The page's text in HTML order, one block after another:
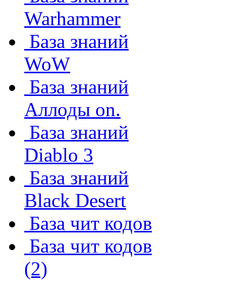
Warhammer
База знаний
WoW
База знаний
Аллоды on.
База знаний
Diablo 3
База знаний
Black Desert
База чит кодов
База чит кодов
(2)